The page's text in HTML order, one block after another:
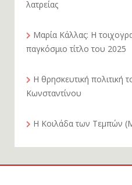
λατρείας
Μαρία Κάλλας: Η τοιχογραφία που διεκδικεί τον
παγκόσμιο τίτλο του 2025
Η θρησκευτική πολιτική του αυτοκράτορα
Κωνσταντίνου
Η Κοιλάδα των Τεμπών